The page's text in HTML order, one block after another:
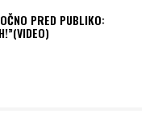
PRED PUBLIKO: